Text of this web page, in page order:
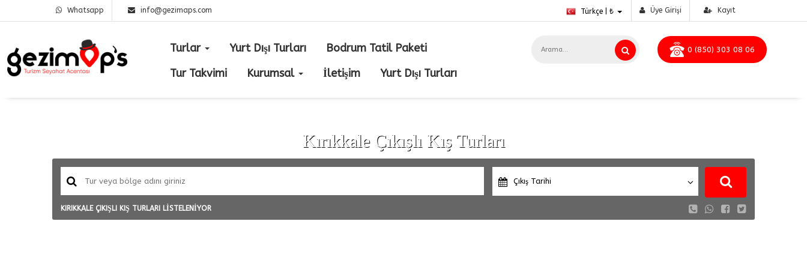
Whatsapp info@gezimaps.com Türkçe | ₺ Üye Girişi Kayıt
Turlar Yurt Dışı Turları
Bodrum Tatil Paketi
Tur Takvimi
Kurumsal İletişim Yurt Dışı Turları
0 (850) 303 08 06
Kırıkkale Çıkışlı Kış Turları
Çıkış Tarihi
KIRIKKALE ÇIKIŞLI KIŞ TURLARI LİSTELENİYOR